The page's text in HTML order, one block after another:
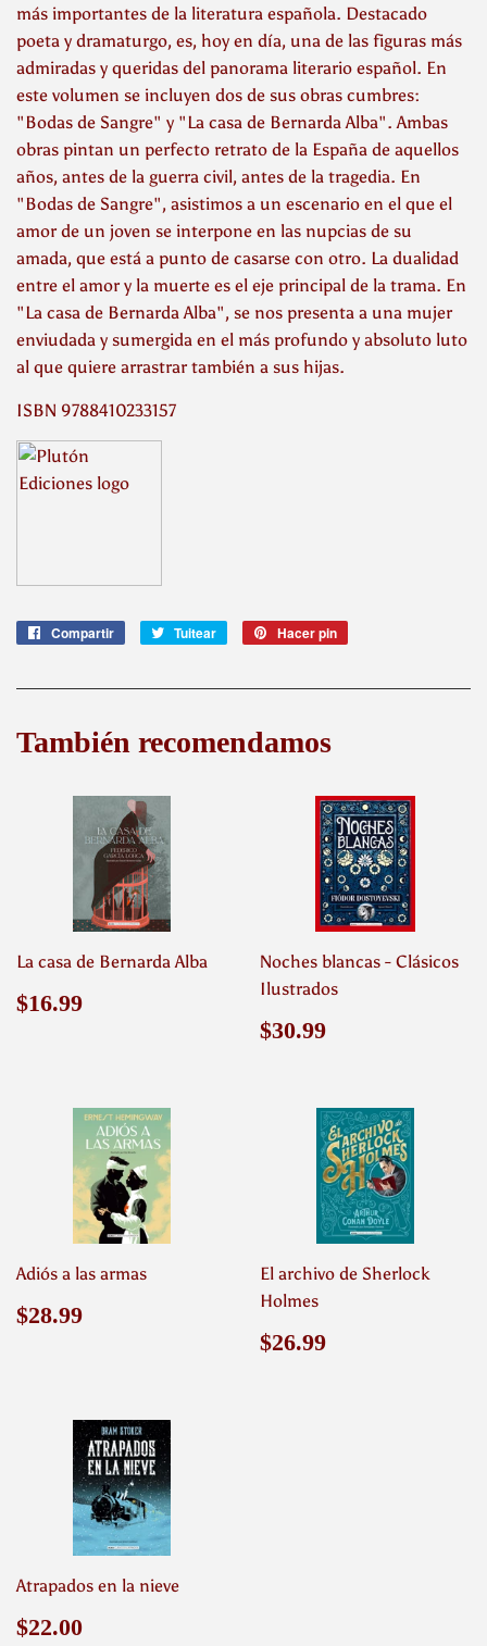
más importantes de la literatura española. Destacado
poeta y dramaturgo, es, hoy en día, una de las figuras más
admiradas y queridas del panorama literario español. En
este volumen se incluyen dos de sus obras cumbres:
"Bodas de Sangre" y "La casa de Bernarda Alba". Ambas
obras pintan un perfecto retrato de la España de aquellos
años, antes de la guerra civil, antes de la tragedia. En
"Bodas de Sangre", asistimos a un escenario en el que el
amor de un joven se interpone en las nupcias de su
amada, que está a punto de casarse con otro. La dualidad
entre el amor y la muerte es el eje principal de la trama. En
"La casa de Bernarda Alba", se nos presenta a una mujer
enviudada y sumergida en el más profundo y absoluto luto
al que quiere arrastrar también a sus hijas.
ISBN 9788410233157
Compartir
CompartirTuitear
Tuitear Hacer pin
También recomendamos
La casa de Bernarda Alba
Precio
$16.99
Noches blancas - Clásicos
Ilustrados
Precio
$30.99
Adiós a las armas
Precio
$28.99
El archivo de Sherlock
Holmes
Precio
$26.99
Atrapados en la nieve
Precio
$22.00